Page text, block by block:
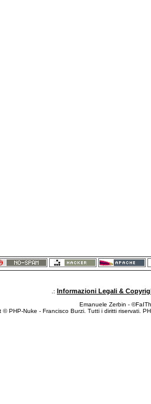
.: Informazioni Legali &
Emanuele Zerbin -
PHP-Nuke - Francisco Burzi. Tutti i diritti riservati.